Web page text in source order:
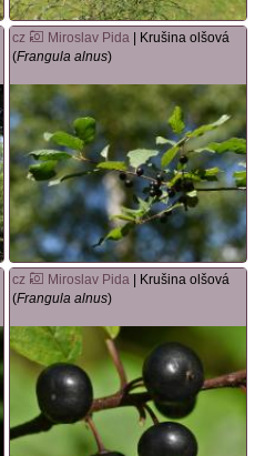
cz Miroslav Pida | Krušina olšová
(Frangula alnus)
cz Miroslav Pida | Krušina olšová
(Frangula alnus)